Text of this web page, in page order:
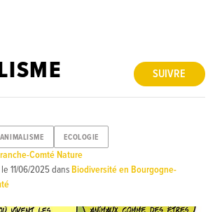
SUIVRE
ANIMALISME ECOLOGIE
Comté Nature
le11/06/2025dansBiodiversité en Bourgogne-